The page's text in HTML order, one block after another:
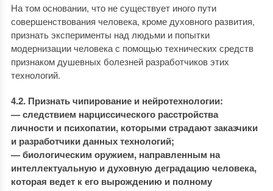
На том основании, что не существует иного пути
совершенствования человека, кроме духовного развития,
признать эксперименты над людьми и попытки
модернизации человека с помощью технических средств
признаком душевных болезней разработчиков этих
технологий.
4.2. Признать чипирование и нейротехнологии:
— следствием нарциссического расстройства
личности и психопатии, которыми страдают заказчики
и разработчики данных технологий;
— биологическим оружием, направленным на
интеллектуальную и духовную деградацию человека,
которая ведет к его вырождению и полному